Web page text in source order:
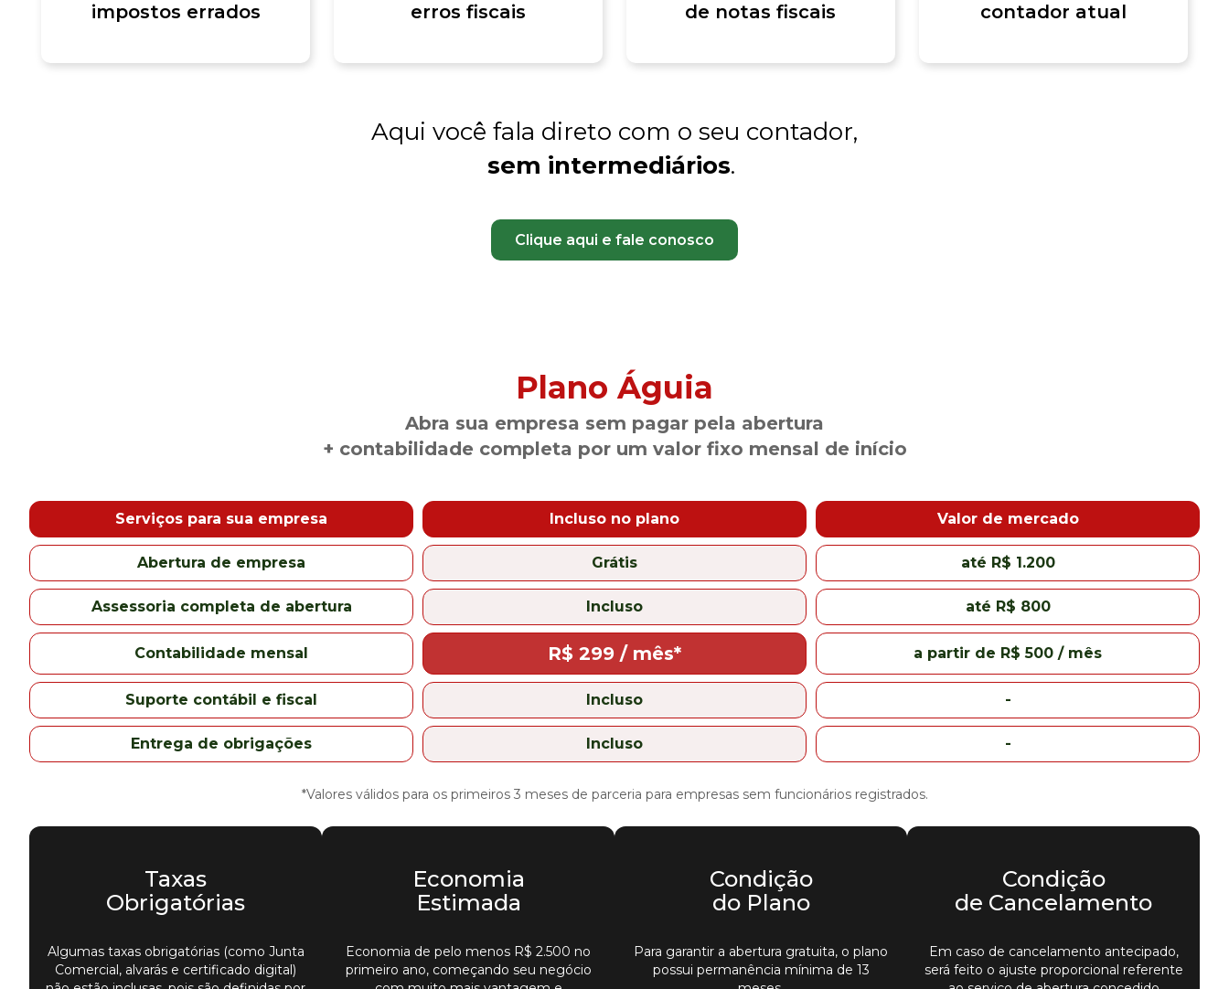
impostos errados
erros fiscais
de notas fiscais
contador atual
Aqui você fala direto com o seu contador,
sem intermediários.
Clique aqui e fale conosco
Plano Águia
Abra sua empresa sem pagar pela abertura
+ contabilidade completa por um valor fixo mensal de início
Serviços para sua empresa Incluso no plano Valor de mercado
Abertura de empresa Grátis até R$ 1.200
Assessoria completa de abertura Incluso até R$ 800
Contabilidade mensal R$ 299 / mês* a partir de R$ 500 / mês
Suporte contábil e fiscal Incluso -
Entrega de obrigações Incluso -
*Valores válidos para os primeiros 3 meses de parceria para empresas sem funcionários registrados.
Taxas
Obrigatórias
Algumas taxas obrigatórias (como Junta
Comercial, alvarás e certificado digital)
Economia
Estimada
Economia de pelo menos R$ 2.500 no
primeiro ano, começando seu negócio
Condição
do Plano
Para garantir a abertura gratuita, o plano
possui permanência mínima de 13
Condição
de Cancelamento
Em caso de cancelamento antecipado,
será feito o ajuste proporcional referente